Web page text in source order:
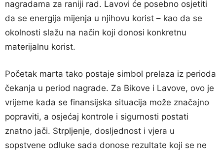
nagradama za raniji rad. Lavovi će posebno osjetiti
da se energija mijenja u njihovu korist – kao da se
okolnosti slažu na način koji donosi konkretnu
materijalnu korist.
Početak marta tako postaje simbol prelaza iz perioda
čekanja u period nagrade. Za Bikove i Lavove, ovo je
vrijeme kada se finansijska situacija može značajno
popraviti, a osjećaj kontrole i sigurnosti postati
znatno jači. Strpljenje, dosljednost i vjera u
sopstvene odluke sada donose rezultate koji se ne